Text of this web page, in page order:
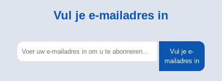
Vul je e-mailadres in
Vul je e-
mailadres in